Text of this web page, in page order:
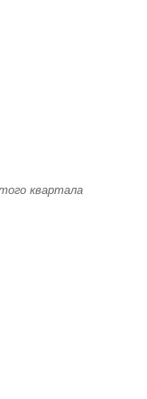
квартала